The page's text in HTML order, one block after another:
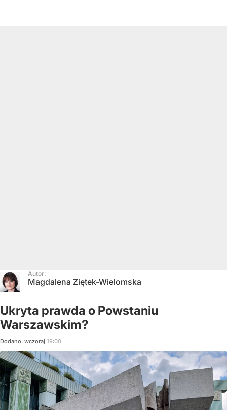
Autor:
Magdalena Ziętek-Wielomska
Ukryta prawda o Powstaniu
Warszawskim?
Dodano: wczoraj 19:00